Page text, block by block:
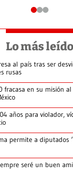
Lo más leído
al país tras ser
rusas
fracasa en su misión
años para violador,
permite a diputados
seré un buen